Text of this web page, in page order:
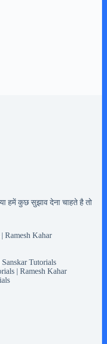
हमें कुछ सुझाव देना चाहते है तो
Ramesh Kahar
Tutorials
| Ramesh Kahar